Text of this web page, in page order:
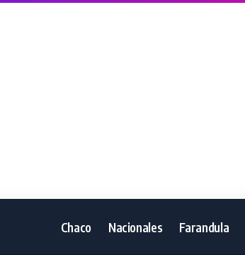
Chaco Nacionales Farandula